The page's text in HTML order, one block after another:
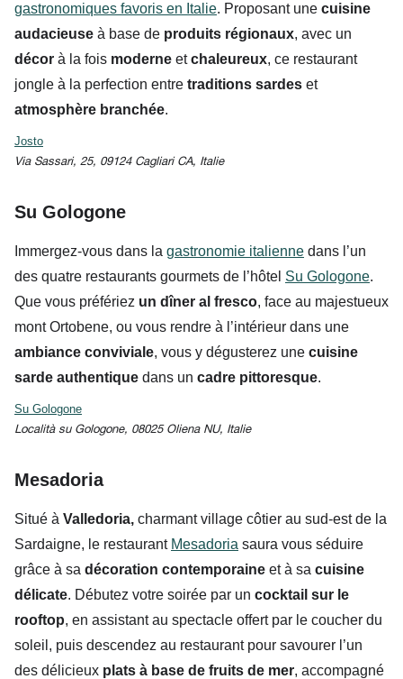
gastronomiques favoris en Italie. Proposant une cuisine
audacieuse à base de produits régionaux, avec un
décor à la fois moderne etchaleureux, ce restaurant
jongle à la perfection entre traditions sardes et
atmosphère branchée.
Josto
Via Sassari, 25, 09124 Cagliari CA, Italie
Su Gologone
Immergez-vous dans la gastronomie italienne dans l’un
des quatre restaurants gourmets de l’hôtel Su Gologone.
Que vous préfériez un dîner al fresco, face au majestueux
mont Ortobene, ou vous rendre à l’intérieur dans une
ambiance conviviale, vous y dégusterez une cuisine
sarde authentique dans un cadre pittoresque.
Su Gologone
Località su Gologone, 08025 Oliena NU, Italie
Mesadoria
Situé à Valledoria, charmant village côtier au sud-est de la
Sardaigne, le restaurant Mesadoria saura vous séduire
grâce à sa décoration contemporaine et à sa cuisine
délicate. Débutez votre soirée par un cocktail sur le
rooftop, en assistant au spectacle offert par le coucher du
soleil, puis descendez au restaurant pour savourer l’un
des délicieux plats à base de fruits de mer, accompagné